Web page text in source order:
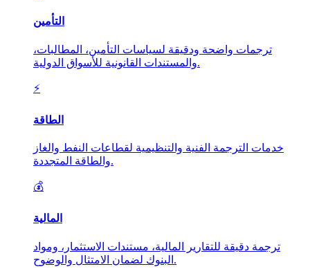
التأمين
ترجمات واضحة ودقيقة لسياسات التأمين، المطالبات،
والمستندات القانونية للأسواق الدولية.
⚡
الطاقة
خدمات الترجمة الفنية والتنظيمية لقطاعات النفط والغاز
والطاقة المتجددة.
💰
المالية
ترجمة دقيقة للتقارير المالية، مستندات الاستثمار، ومواد
البنوك لضمان الامتثال والوضوح.